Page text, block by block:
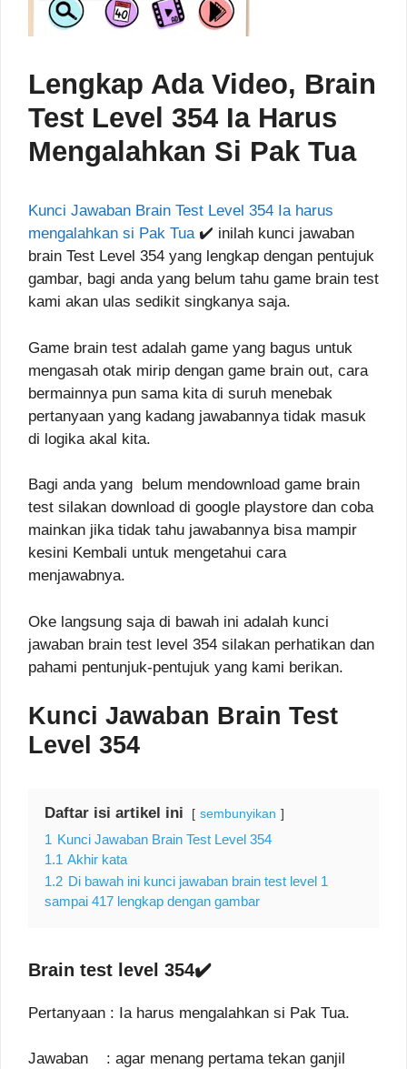
Lengkap Ada Video, Brain
Test Level 354 Ia Harus
Mengalahkan Si Pak Tua
Kunci Jawaban Brain Test Level 354 Ia harus
mengalahkan si Pak Tua✔️ inilah kunci jawaban
brain Test Level 354 yang lengkap dengan pentujuk
gambar, bagi anda yang belum tahu game brain test
kami akan ulas sedikit singkanya saja.
Game brain test adalah game yang bagus untuk
mengasah otak mirip dengan game brain out, cara
bermainnya pun sama kita di suruh menebak
pertanyaan yang kadang jawabannya tidak masuk
di logika akal kita.
Bagi anda yang belum mendownload game brain
test silakan download di google playstore dan coba
mainkan jika tidak tahu jawabannya bisa mampir
kesini Kembali untuk mengetahui cara
menjawabnya.
Oke langsung saja di bawah ini adalah kunci
jawaban brain test level 354 silakan perhatikan dan
pahami pentunjuk-pentujuk yang kami berikan.
Kunci Jawaban Brain Test
Level 354
Daftar isi artikel ini sembunyikan
1 Kunci Jawaban Brain Test Level 354
1.1 Akhir kata
1.2 Di bawah ini kunci jawaban brain test level 1
sampai 417 lengkap dengan gambar
Brain test level 354✔️
Pertanyaan : Ia harus mengalahkan si Pak Tua.
Jawaban : agar menang pertama tekan ganjil